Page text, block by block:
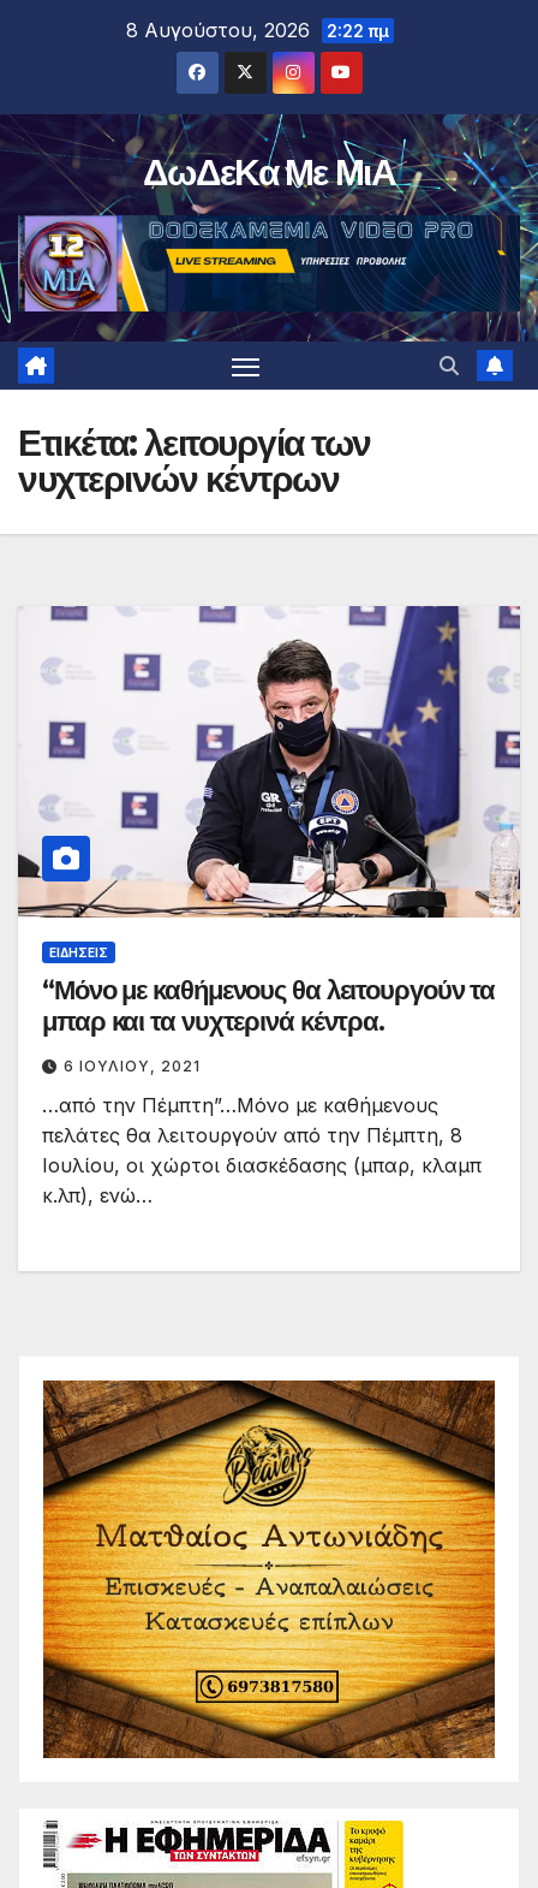
8 Αυγούστου, 2026 2:22 πμ
ΔωΔεΚα Με ΜιΑ
Ετικέτα:λειτουργία των
νυχτερινών κέντρων
ΕΙΔΉΣΕΙΣ
“Μόνο με καθήμενους θα λειτουργούν τα
μπαρ και τα νυχτερινά κέντρα.
6 ΙΟΥΛΊΟΥ, 2021
…από την Πέμπτη”…Μόνο με καθήμενους
πελάτες θα λειτουργούν από την Πέμπτη, 8
Ιουλίου, οι χώρτοι διασκέδασης (μπαρ, κλαμπ
κ.λπ), ενώ…